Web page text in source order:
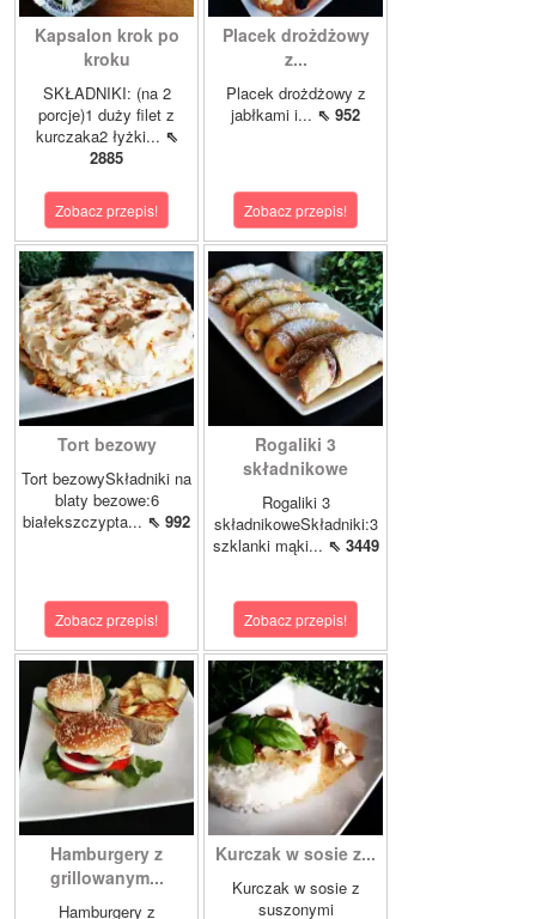
Kapsalon krok po
kroku
SKŁADNIKI: (na 2
porcje)1 duży filet z
kurczaka2 łyżki... ⇖
2885
Zobacz przepis!
Placek drożdżowy
z...
Placek drożdżowy z
jabłkami i... ⇖ 952
Zobacz przepis!
Tort bezowy
Tort bezowySkładniki na
blaty bezowe:6
białekszczypta... ⇖ 992
Zobacz przepis!
Rogaliki 3
składnikowe
Rogaliki 3
składnikoweSkładniki:3
szklanki mąki... ⇖ 3449
Zobacz przepis!
Hamburgery z
grillowanym...
Hamburgery z
Kurczak w sosie z...
Kurczak w sosie z
suszonymi